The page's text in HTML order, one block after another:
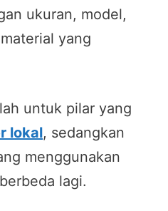
ukuran, model,
yang
untuk pilar yang
lokal, sedangkan
menggunakan
lagi.